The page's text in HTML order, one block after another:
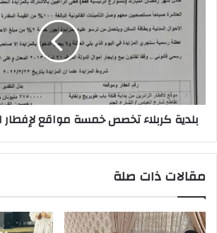
تخصص
كربلاء
بلدية كربلاء تخصص خمسة مواقع لإفطار
مقالات ذات صلة